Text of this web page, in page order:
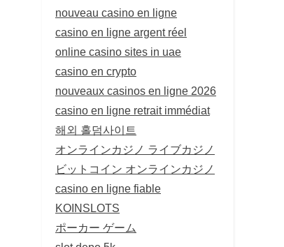
nouveau casino en ligne
casino en ligne argent réel
online casino sites in uae
casino en crypto
nouveaux casinos en ligne 2026
casino en ligne retrait immédiat
해외 홀덤사이트
オンラインカジノ ライブカジノ
ビットコイン オンラインカジノ
casino en ligne fiable
KOINSLOTS
ポーカー ゲーム